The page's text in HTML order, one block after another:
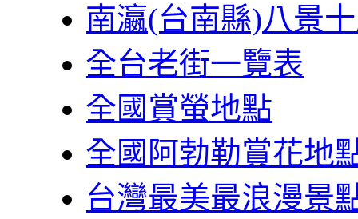
南瀛(台南縣)八景
全台老街一覽表
全國賞螢地點
全國阿勃勒賞花地
台灣最美最浪漫景